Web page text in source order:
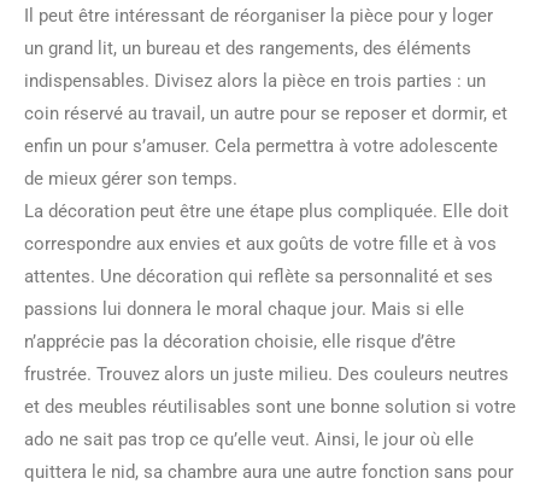
Il peut être intéressant de réorganiser la pièce pour y loger
un grand lit, un bureau et des rangements, des éléments
indispensables. Divisez alors la pièce en trois parties : un
coin réservé au travail, un autre pour se reposer et dormir, et
enfin un pour s’amuser. Cela permettra à votre adolescente
de mieux gérer son temps.
La décoration peut être une étape plus compliquée. Elle doit
correspondre aux envies et aux goûts de votre fille et à vos
attentes. Une décoration qui reflète sa personnalité et ses
passions lui donnera le moral chaque jour. Mais si elle
n’apprécie pas la décoration choisie, elle risque d’être
frustrée. Trouvez alors un juste milieu. Des couleurs neutres
et des meubles réutilisables sont une bonne solution si votre
ado ne sait pas trop ce qu’elle veut. Ainsi, le jour où elle
quittera le nid, sa chambre aura une autre fonction sans pour